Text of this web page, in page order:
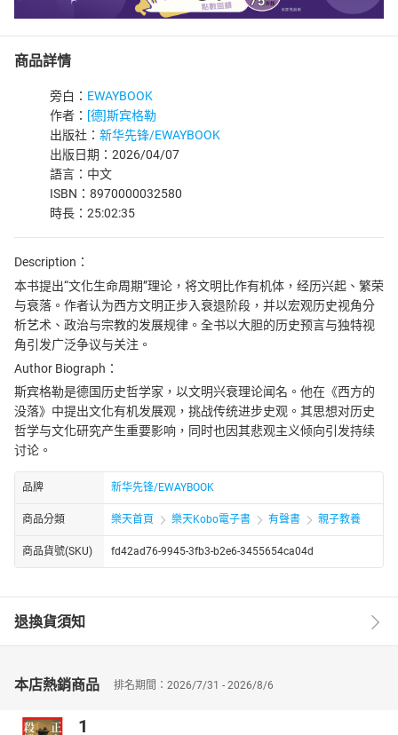
商品詳情
旁白： EWAYBOOK
作者： [德]斯宾格勒
出版社： 新华先锋/EWAYBOOK
出版日期：2026/04/07
語言：中文
ISBN：8970000032580
時長：25:02:35
Description：
本书提出“文化生命周期”理论，将文明比作有机体，经历兴起、繁荣
与衰落。作者认为西方文明正步入衰退阶段，并以宏观历史视角分
析艺术、政治与宗教的发展规律。全书以大胆的历史预言与独特视
角引发广泛争议与关注。
Author Biograph：
斯宾格勒是德国历史哲学家，以文明兴衰理论闻名。他在《西方的
没落》中提出文化有机发展观，挑战传统进步史观。其思想对历史
哲学与文化研究产生重要影响，同时也因其悲观主义倾向引发持续
讨论。
品牌 新华先锋/EWAYBOOK
商品分類 樂天首頁 樂天Kobo電子書 有聲書 親子教養
商品貨號(SKU) fd42ad76-9945-3fb3-b2e6-3455654ca04d
退換貨須知
本店熱銷商品 排名期間：2026/7/31 - 2026/8/6
1